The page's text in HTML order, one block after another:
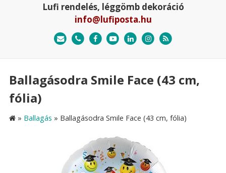
Lufi rendelés, léggömb dekoráció
info@lufiposta.hu
Ballagásodra Smile Face (43 cm,
fólia)
» Ballagás » Ballagásodra Smile Face (43 cm, fólia)